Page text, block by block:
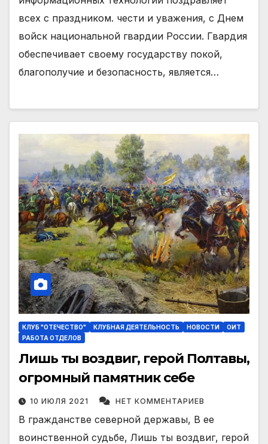
всех с праздником. чести и уважения, с Днем
войск национальной гвардии России. Гвардия
обеспечивает своему государству покой,
благополучие и безопасность, является…
КЛУБ "ОТЕЧЕСТВО" КЛУБНАЯ ДЕЯТЕЛЬНОСТЬ НОВОСТИ
ОИТ
РАБОТА ОТДЕЛОВ
Лишь ты воздвиг, герой Полтавы,
огромный памятник себе
10 ИЮЛЯ 2021 НЕТ КОММЕНТАРИЕВ
В гражданстве северной державы, В ее
воинственной судьбе, Лишь ты воздвиг, герой